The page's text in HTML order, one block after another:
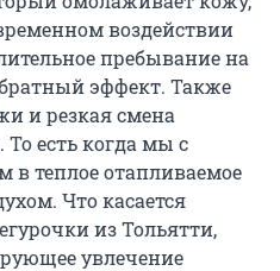
воздействии
пребывание на
эффект. Также
и резкая смена
есть когда мы с
в теплое отапливаемое
Что касается
из Тольятти,
увлечение